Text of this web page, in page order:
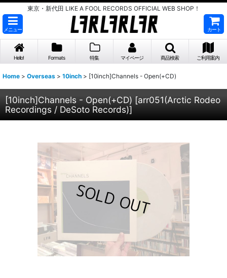
東京・新代田 LIKE A FOOL RECORDS OFFICIAL WEB SHOP！
メニュー カート
Hello! Formats 特集 マイページ 商品検索 ご利用案内
Home > Overseas > 10inch > [10inch]Channels - Open(+CD)
[10inch]Channels - Open(+CD) [arr051(Arctic Rodeo
Recordings / DeSoto Records)]